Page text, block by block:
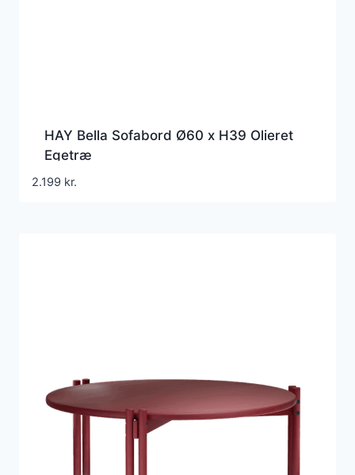
HAY Bella Sofabord Ø60 x H39 Olieret
Egetræ
2.199 kr.